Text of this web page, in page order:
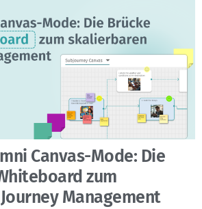
Canvas-Mode: Die
zum
Management